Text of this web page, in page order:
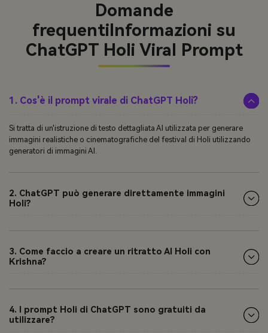
Domande
frequenti Informazioni su
ChatGPT Holi Viral Prompt
1. Cos'è il prompt virale di ChatGPT Holi?
Si tratta di un'istruzione di testo dettagliata AI utilizzata per generare
immagini realistiche o cinematografiche del festival di Holi utilizzando
generatori di immagini AI.
2. ChatGPT può generare direttamente immagini
Holi?
3. Come faccio a creare un ritratto AI Holi con
Krishna?
4. I prompt Holi di ChatGPT sono gratuiti da
utilizzare?